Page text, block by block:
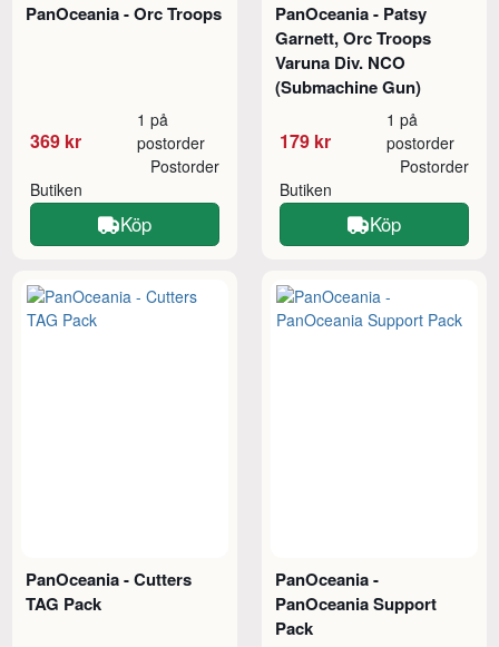
PanOceania - Orc Troops
369 kr
1 på
postorder
Butiken
Postorder
Köp
PanOceania - Patsy
Garnett, Orc Troops
Varuna Div. NCO
(Submachine Gun)
179 kr
1 på
postorder
Butiken
Postorder
Köp
PanOceania - Cutters
TAG Pack
PanOceania -
PanOceania Support
Pack